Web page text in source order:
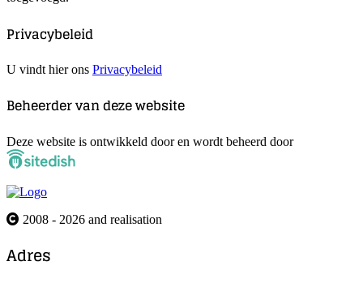
Privacybeleid
U vindt hier ons Privacybeleid
Beheerder van deze website
Deze website is ontwikkeld door en wordt beheerd door
2008 - 2026 and realisation
Adres